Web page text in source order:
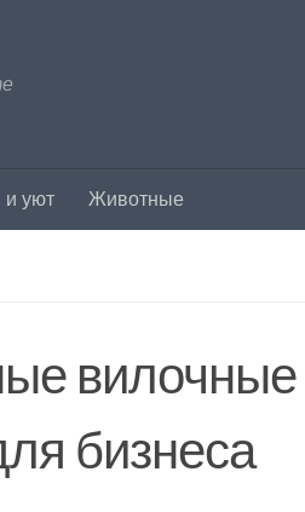
уют Животные
вилочные
бизнеса